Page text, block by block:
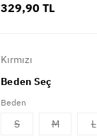
329,90 TL
Kırmızı
Beden Seç
Beden
S M L